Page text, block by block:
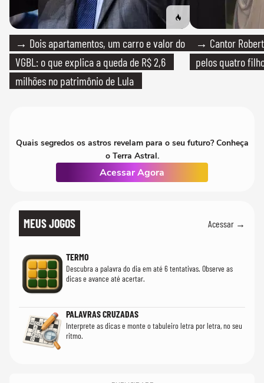
→ Dois apartamentos, um carro e valor do
VGBL: o que explica a queda de R$ 2,6
milhões no patrimônio de Lula
→ Cantor
pelos quatro
Quais segredos os astros revelam para o seu futuro? Conheça
o Terra Astral.
Acessar Agora
MEUS JOGOS Acessar →
TERMO
Descubra a palavra do dia em até 6 tentativas. Observe as
dicas e avance até acertar.
PALAVRAS CRUZADAS
Interprete as dicas e monte o tabuleiro letra por letra, no seu
ritmo.